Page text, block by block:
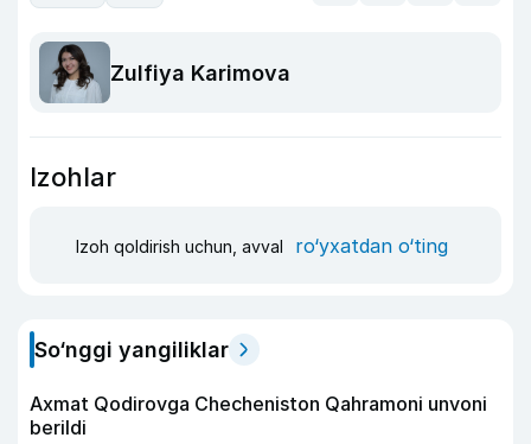
Zulfiya Karimova
Izohlar
Izoh qoldirish uchun, avval ro‘yxatdan o‘ting
So‘nggi yangiliklar
Axmat Qodirovga Checheniston Qahramoni unvoni
berildi